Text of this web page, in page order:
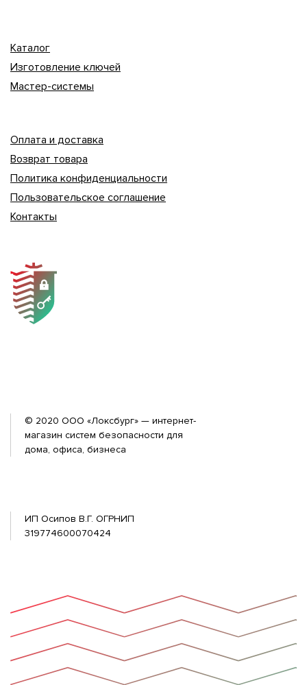
Каталог
Изготовление ключей
Мастер-системы
Оплата и доставка
Возврат товара
Политика конфиденциальности
Пользовательское соглашение
Контакты
© 2020 ООО «Локсбург» — интернет-
магазин систем безопасности для
дома, офиса, бизнеса
ИП Осипов В.Г. ОГРНИП
319774600070424